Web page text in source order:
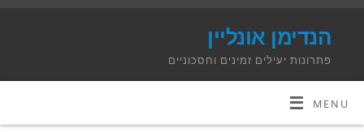
הנדימן אונליין
פתרונות יעילים זמינים וחסכוניים
MENU